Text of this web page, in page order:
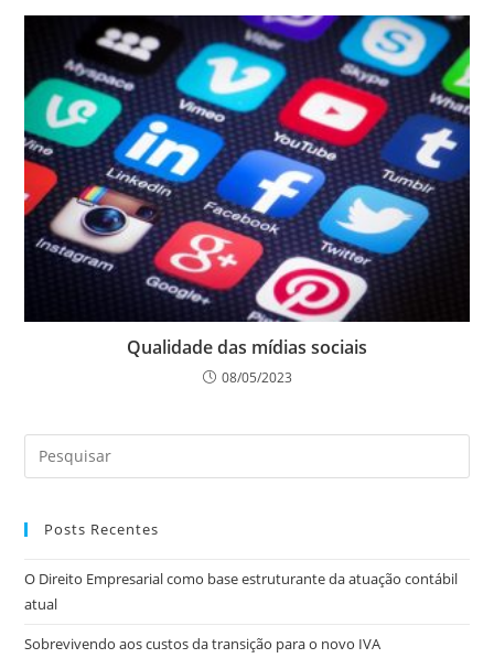
Qualidade das mídias sociais
08/05/2023
Posts Recentes
O Direito Empresarial como base estruturante da atuação contábil
atual
Sobrevivendo aos custos da transição para o novo IVA